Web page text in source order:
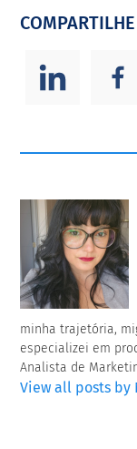
minha trajetória,
especializei em
Analista de
View all posts by